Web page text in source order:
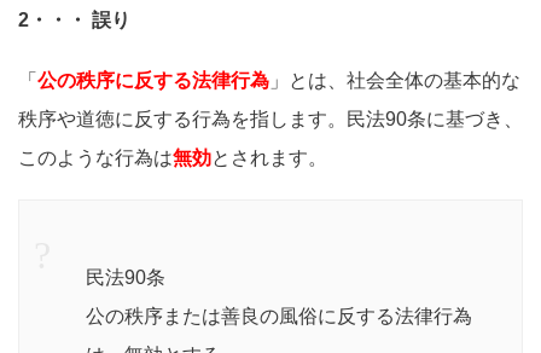
2・・・ 誤り
「 公の秩序に反する法律行為 」とは、社会全体の基本的な
秩序や道徳に反する行為を指します。民法90条に基づき、
このような行為は無効とされます。
民法90条
公の秩序または善良の風俗に反する法律行為